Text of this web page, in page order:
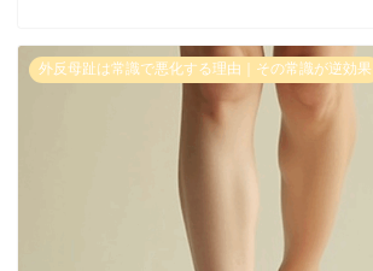
外反母趾は常識で悪化する理由｜その常識が逆効果